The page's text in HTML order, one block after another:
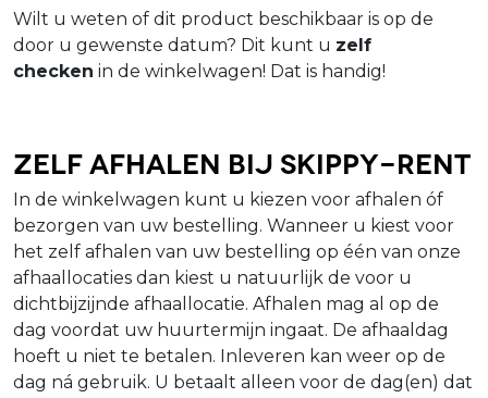
Wilt u weten of dit product beschikbaar is op de
door u gewenste datum? Dit kunt u zelf
checken in de winkelwagen! Dat is handig!
Zelf afhalen bij Skippy-Rent
In de winkelwagen kunt u kiezen voor afhalen óf
bezorgen van uw bestelling. Wanneer u kiest voor
het zelf afhalen van uw bestelling op één van onze
afhaallocaties dan kiest u natuurlijk de voor u
dichtbijzijnde afhaallocatie. Afhalen mag al op de
dag voordat uw huurtermijn ingaat. De afhaaldag
hoeft u niet te betalen. Inleveren kan weer op de
dag ná gebruik. U betaalt alleen voor de dag(en) dat